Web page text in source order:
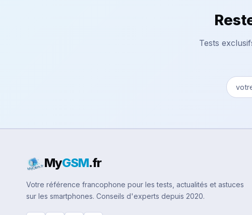
Tests
MyGSM.fr
Votre référence francophone pour les tests, actualités et astuces
sur les smartphones. Conseils d'experts depuis 2020.